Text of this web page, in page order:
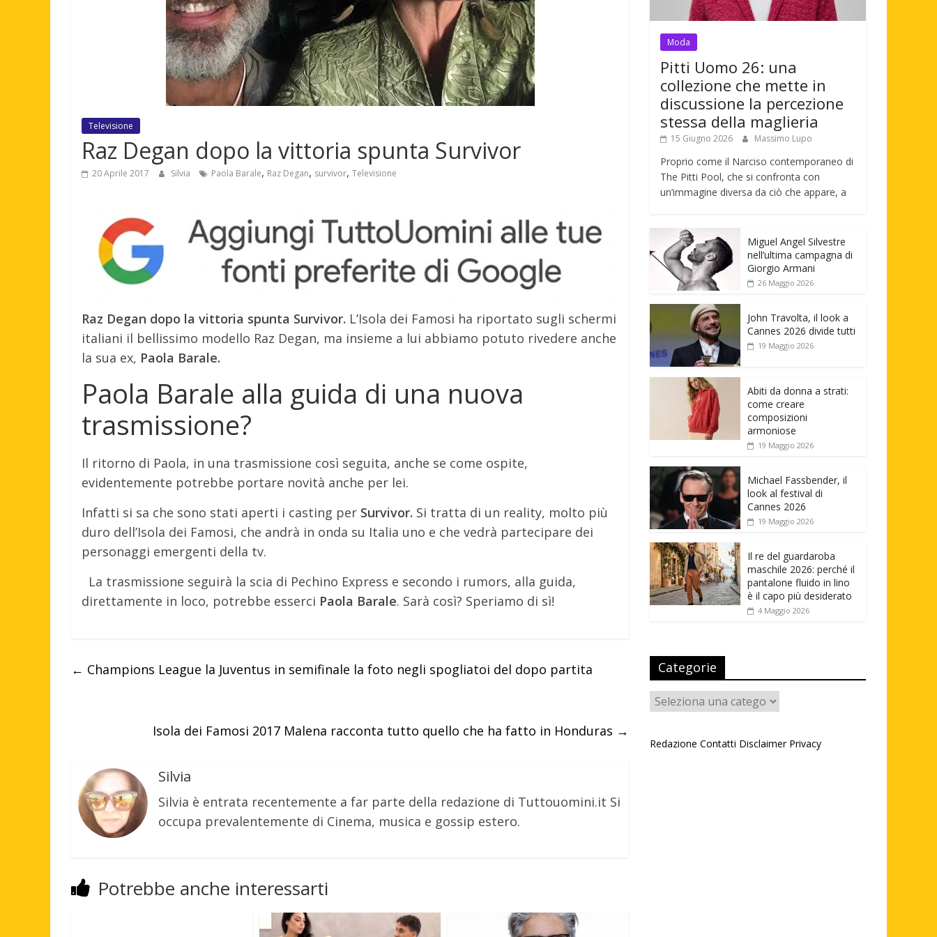
Televisione
Raz Degan dopo la vittoria spunta Survivor
20 Aprile 2017 Silvia Paola Barale, Raz Degan, survivor, Televisione
Raz Degan dopo la vittoria spunta Survivor. L’Isola dei Famosi ha riportato sugli schermi
italiani il bellissimo modello Raz Degan, ma insieme a lui abbiamo potuto rivedere anche
la sua ex, Paola Barale.
Paola Barale alla guida di una nuova
trasmissione?
Il ritorno di Paola, in una trasmissione così seguita, anche se come ospite,
evidentemente potrebbe portare novità anche per lei.
Infatti si sa che sono stati aperti i casting per Survivor. Si tratta di un reality, molto più
duro dell’Isola dei Famosi, che andrà in onda su Italia uno e che vedrà partecipare dei
personaggi emergenti della tv.
La trasmissione seguirà la scia di Pechino Express e secondo i rumors, alla guida,
direttamente in loco, potrebbe esserci Paola Barale. Sarà così? Speriamo di sì!
← Champions League la Juventus in semifinale la foto negli spogliatoi del dopo partita
Isola dei Famosi 2017 Malena racconta tutto quello che ha fatto in Honduras →
Silvia
Silvia è entrata recentemente a far parte della redazione di Tuttouomini.it Si
occupa prevalentemente di Cinema, musica e gossip estero.
Potrebbe anche interessarti
Moda
Pitti Uomo 26: una
collezione che mette in
discussione la percezione
stessa della maglieria
15 Giugno 2026 Massimo Lupo
Proprio come il Narciso contemporaneo di
The Pitti Pool, che si confronta con
un’immagine diversa da ciò che appare, a
Miguel Angel Silvestre
nell’ultima campagna di
Giorgio Armani
26 Maggio 2026
John Travolta, il look a
Cannes 2026 divide tutti
19 Maggio 2026
Abiti da donna a strati:
come creare
composizioni
armoniose
19 Maggio 2026
Michael Fassbender, il
look al festival di
Cannes 2026
19 Maggio 2026
Il re del guardaroba
maschile 2026: perché il
pantalone fluido in lino
è il capo più desiderato
4 Maggio 2026
Categorie
Categorie
Redazione Contatti Disclaimer Privacy